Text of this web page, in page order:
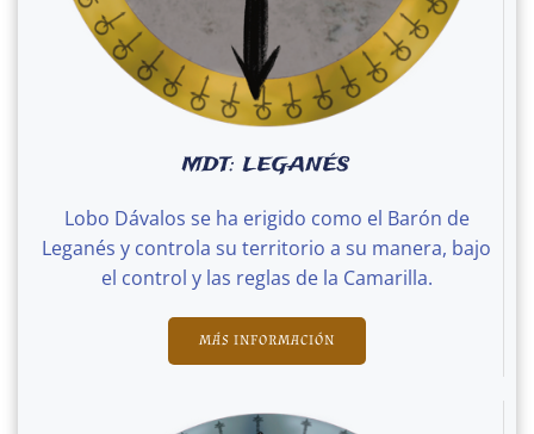
MDT: LEGANÉS
Lobo Dávalos se ha erigido como el Barón de
Leganés y controla su territorio a su manera, bajo
el control y las reglas de la Camarilla.
MÁS INFORMACIÓN